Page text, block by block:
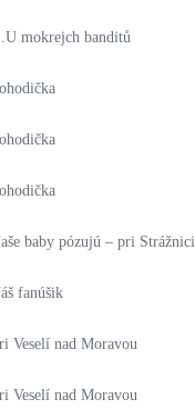
mokrejch banditů
baby pózujú – pri Strážnici
fanúšik
Veselí nad Moravou
Veselí nad Moravou